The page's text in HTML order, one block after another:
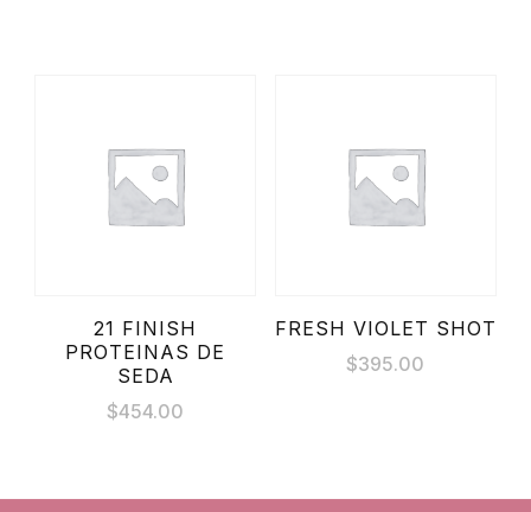
21 FINISH
PROTEINAS DE
SEDA
$454.00
FRESH VIOLET SHOT
$395.00